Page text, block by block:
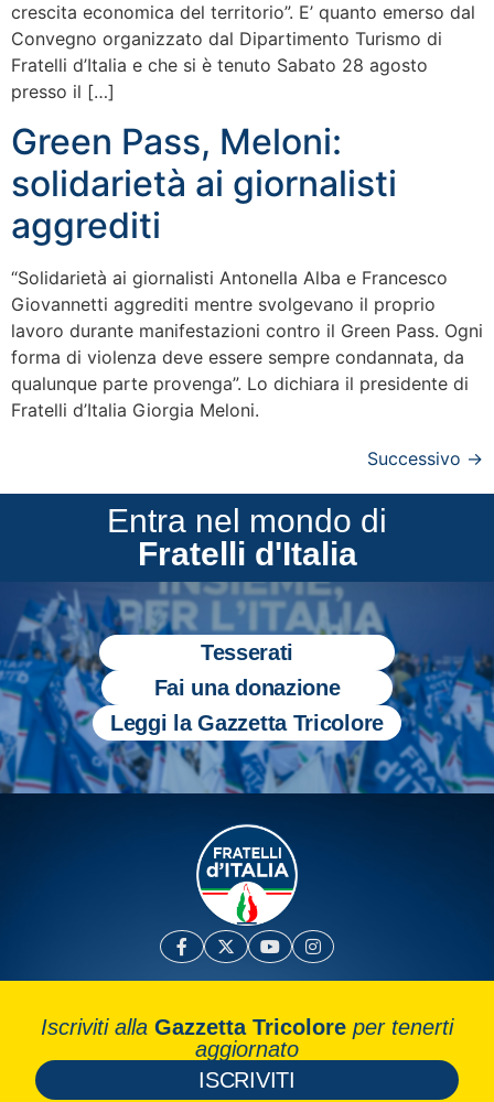
crescita economica del territorio”. E’ quanto emerso dal
Convegno organizzato dal Dipartimento Turismo di
Fratelli d’Italia e che si è tenuto Sabato 28 agosto
presso il […]
Green Pass, Meloni:
solidarietà ai giornalisti
aggrediti
“Solidarietà ai giornalisti Antonella Alba e Francesco
Giovannetti aggrediti mentre svolgevano il proprio
lavoro durante manifestazioni contro il Green Pass. Ogni
forma di violenza deve essere sempre condannata, da
qualunque parte provenga”. Lo dichiara il presidente di
Fratelli d’Italia Giorgia Meloni.
Successivo →
Entra nel mondo di
Fratelli d'Italia
Tesserati
Fai una donazione
Leggi la Gazzetta Tricolore
Iscriviti alla Gazzetta Tricolore per tenerti
aggiornato
ISCRIVITI